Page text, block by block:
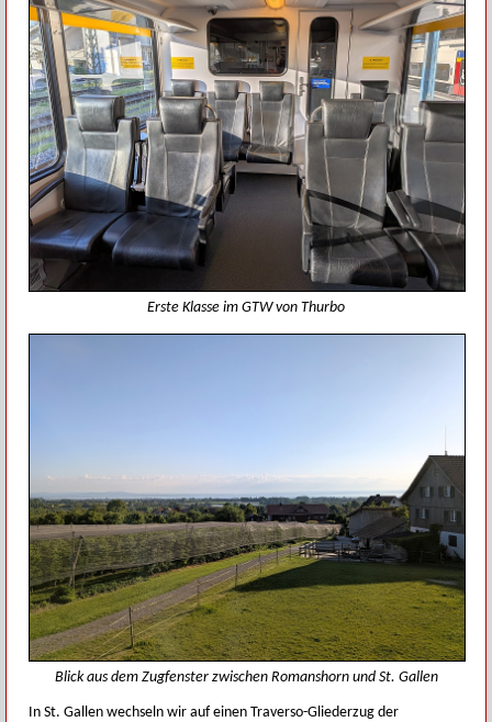
Erste Klasse im GTW von Thurbo
Blick aus dem Zugfenster zwischen Romanshorn und St. Gallen
In St. Gallen wechseln wir auf einen Traverso-Gliederzug der